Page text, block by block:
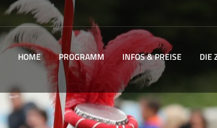
HOME PROGRAMM INFOS & PREISE DIE